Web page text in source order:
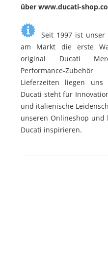
über www.ducati-
Seit 1997 ist unser
am Markt die erste
original Ducati
Performance-
Lieferzeiten liegen
Ducati steht für
und italienische
unseren Onlineshop und
Ducati inspirieren.